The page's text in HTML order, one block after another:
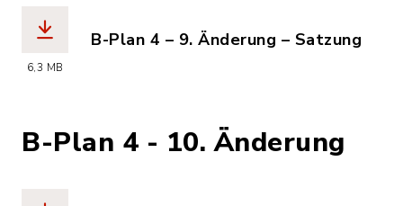
6,3 MB
B-Plan 4 – 9. Änderung – Satzung
B-Plan 4 - 10. Änderung